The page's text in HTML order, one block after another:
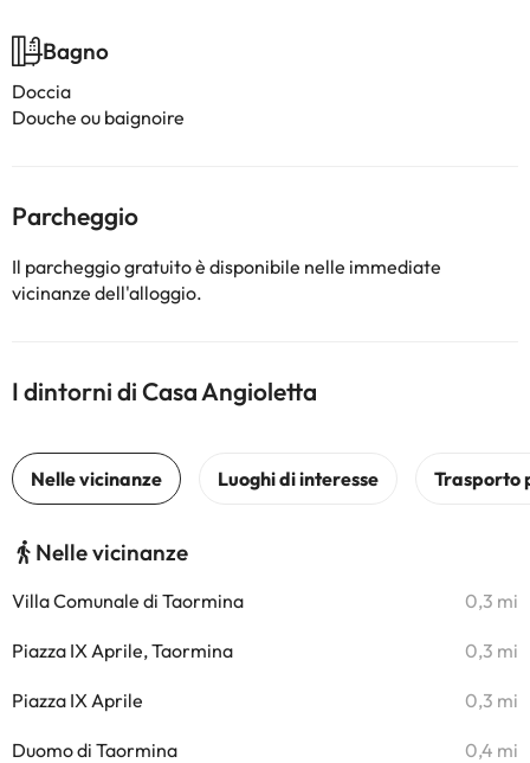
Bagno
Doccia
Douche ou baignoire
Parcheggio
Il parcheggio gratuito è disponibile nelle immediate
vicinanze dell'alloggio.
I dintorni di Casa Angioletta
Nelle vicinanze
Villa Comunale di Taormina 0,3 mi
Piazza IX Aprile, Taormina 0,3 mi
Piazza IX Aprile 0,3 mi
Duomo di Taormina 0,4 mi